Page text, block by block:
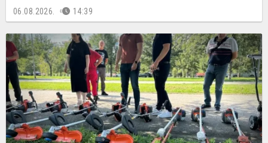
06.08.2026. 14:39